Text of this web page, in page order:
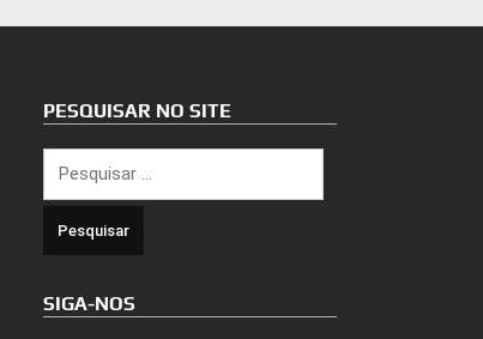
PESQUISAR NO SITE
por:
SIGA-NOS